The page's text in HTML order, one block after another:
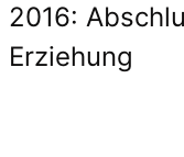
2016:
Erziehung